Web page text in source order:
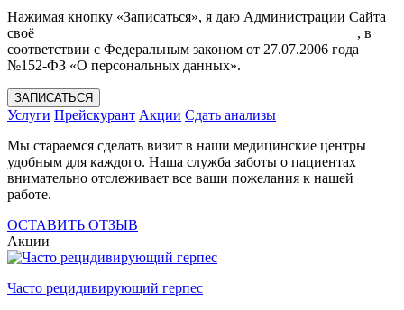
Нажимая кнопку «Записаться», я даю Администрации Сайта
своё
, в
соответствии с Федеральным законом от 27.07.2006 года
№152-ФЗ «О персональных данных».
ЗАПИСАТЬСЯ
Услуги Прейскурант Акции Сдать анализы
Мы стараемся сделать визит в наши медицинские центры
удобным для каждого. Наша служба заботы о пациентах
внимательно отслеживает все ваши пожелания к нашей
работе.
ОСТАВИТЬ ОТЗЫВ
Акции
Часто рецидивирующий герпес